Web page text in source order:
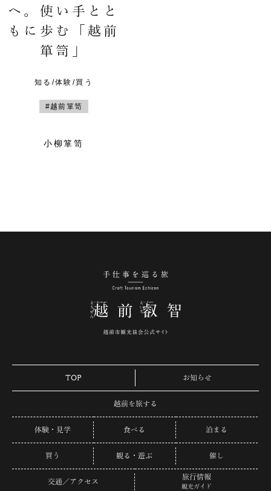
へ。使い手とと
もに歩む「越前
箪笥」
知る/体験/買う
#越前箪笥
小柳箪笥
TOP お知らせ
越前を旅する
体験・見学 食べる 泊まる
買う 観る・遊ぶ 催し
交通／アクセス
旅行情報
観光ガイド